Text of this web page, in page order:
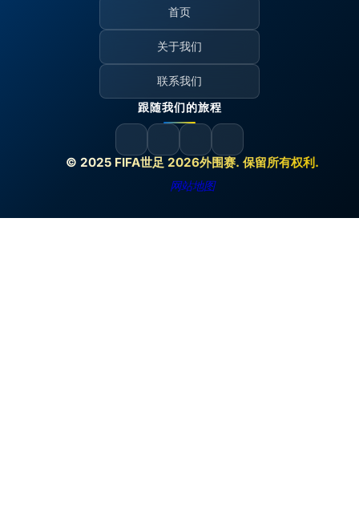
© 2025 FIFA世足 2026外围赛. 保留所有权利.
网站地图
首页
关于我们
联系我们
跟随我们的旅程